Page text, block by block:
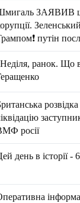
ЗАЯВИВ
путін
ранок. Що
росії
день в історії -